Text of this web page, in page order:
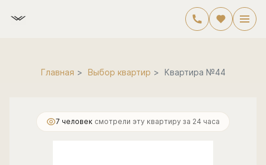
Главная Выбор квартир Квартира №44
2-комнатная 69.9 м 19 252 000 руб.
7 человек смотрели эту квартиру за 24 часа